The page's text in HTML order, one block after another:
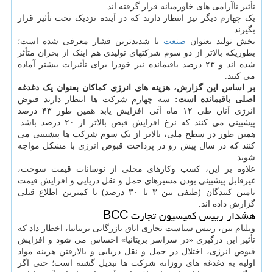
تأثیر ناآرامی های خاورمیانه قرار گرفته اند.
یک چهارم دیگر نیز انتظار دارند که در آینده نزدیک تحت تأثیر قرار
بگیرند.
بخش تولید بعنوان صنعت با شدیدترین فشار معرفی شده است؛
بطوریکه بالاتر از دو سوم شرکتهای تولیدی هم اینک از بحران متأثر
شده اند و ۲۳ درصد باقیمانده نیز خودرا برای تأثیرات بیشتر آماده
می کنند.
بر اساس این گزارش، هزینه های انرژی کماکان بعنوان یک دغدغه
اصلی باقیمانده است: سه چهارم شرکت ها انتظار دارند قبوض
انرژی آنان طی ۱۲ ماه آتی افزایش یابد همین طور ۴۳ درصد
پیشبینی می کنند که نرخ افزایش قبض بالاتر از ۲۰ درصد باشد.
همین طور در سطح ملی، بالاتر از یک سوم شرکت ها پیشبینی می
کنند که در سال پیش رو در پرداخت قبوض انرژی با مشکل مواجه
شوند.
علاوه بر این، کسب وکارهای محلی از نوسانات قیمت سوخت،
غیرقابل پیشبینی بودن مسیرهای حمل و نقل دریایی و افزایش قیمت
تامین کنندگان (طیفی بین ۳ تا ۳۰ درصد) با کمترین اطلاع قبلی
گزارش داده اند.
هشدار رییس کمیسیون تجارت BCC
ویلیام بین، رییس سیاست تجاری اتاق بازرگانی بریتانیا، اخطار داد که
تأثیر این درگیری «در سراسر بریتانیا» احساس می شود و افزایش
قبوض انرژی، اختلال در حمل و نقل دریایی و بالارفتن هزینه مواد
اولیه به دغدغه های روزانه شرکت ها تبدیل گشته است؛ حتی اگر